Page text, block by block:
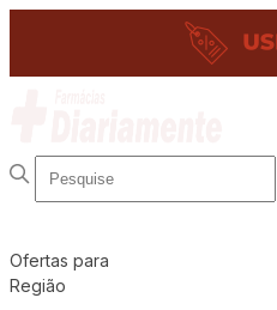
Ofertas para
Região